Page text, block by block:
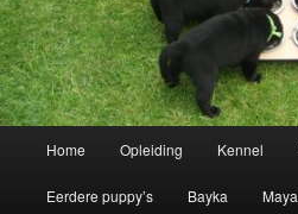
Home Opleiding Kennel
Eerdere puppy’s Bayka Maya